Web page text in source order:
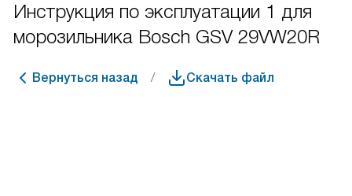
Инструкция по эксплуатации 1 для
морозильника Bosch GSV 29VW20R
Вернуться назад Скачать файл